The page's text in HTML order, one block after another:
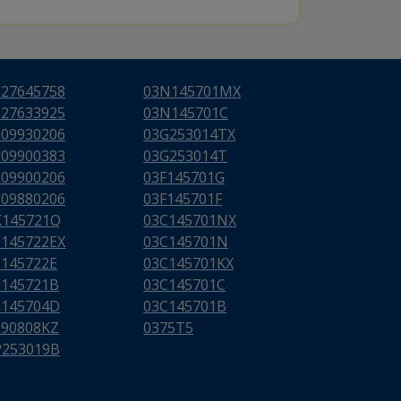
03N145701MX
03N145701C
03G253014TX
03G253014T
03F145701G
03F145701F
03C145701NX
03C145701N
03C145701KX
03C145701C
03C145701B
0375T5